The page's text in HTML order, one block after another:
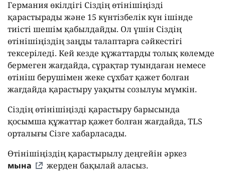
Германия өкілдігі Сіздің өтінішіңізді
қарастырады және 15 күнтізбелік күн ішінде
тиісті шешім қабылдайды. Ол үшін Сіздің
өтінішіңіздің заңды талаптарға сәйкестігі
тексеріледі. Кей кезде құжаттарды толық көлемде
бермеген жағдайда, сұрақтар туындаған немесе
өтініш берушімен жеке сұхбат қажет болған
жағдайда қарастыру уақыты созылуы мүмкін.
Сіздің өтінішіңізді қарастыру барысында
қосымша құжаттар қажет болған жағдайда, TLS
орталығы Сізге хабарласады.
Өтінішіңіздің қарастырылу деңгейін әркез
мына
жерден бақылай аласыз.